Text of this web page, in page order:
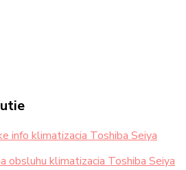
info klimatizacia Toshiba Seiya
obsluhu klimatizacia Toshiba Seiya